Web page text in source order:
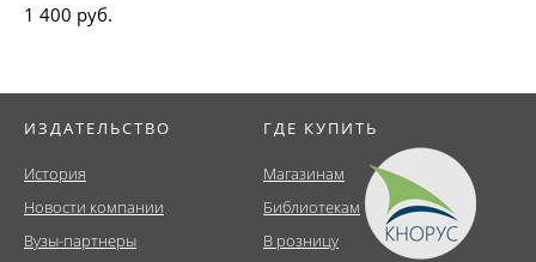
1 400 руб.
ИЗДАТЕЛЬСТВО
История
Новости компании
Вузы-партнеры
ГДЕ КУПИТЬ
Магазинам
Библиотекам
В розницу